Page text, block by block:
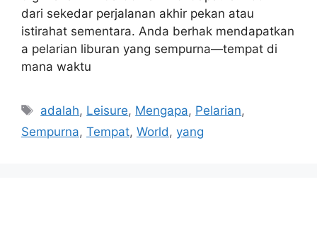
dari sekedar perjalanan akhir pekan atau
istirahat sementara. Anda berhak mendapatkan
a pelarian liburan yang sempurna—tempat di
mana waktu
Tags
adalah, Leisure, Mengapa, Pelarian,
Sempurna, Tempat, World, yang